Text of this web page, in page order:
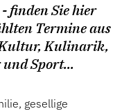
finden Sie hier
Termine aus
Kulinarik,
Sport...
gesellige